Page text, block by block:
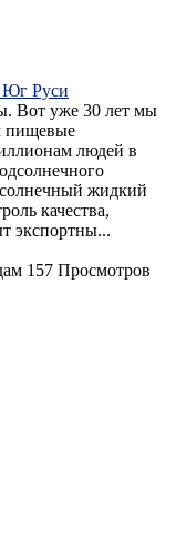
Юг Руси
Вот уже 30 лет мы
пищевые
людей в
жидкий
качества,
экспортны...
157 Просмотров